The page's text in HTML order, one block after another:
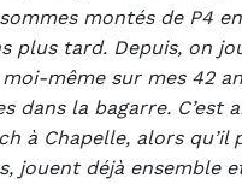
montés de P4
plus tard. Depuis, on
moi-même sur mes 42
dans la bagarre. C’est
à Chapelle, alors qu’il
jouent déjà ensemble